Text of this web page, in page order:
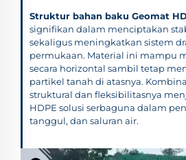
Struktur bahan baku Geomat
signifikan dalam menciptakan
sekaligus meningkatkan sistem
permukaan. Material ini mampu
secara horizontal sambil tetap
partikel tanah di atasnya.
struktural dan fleksibilitasnya
HDPE solusi serbaguna dalam
tanggul, dan saluran air.